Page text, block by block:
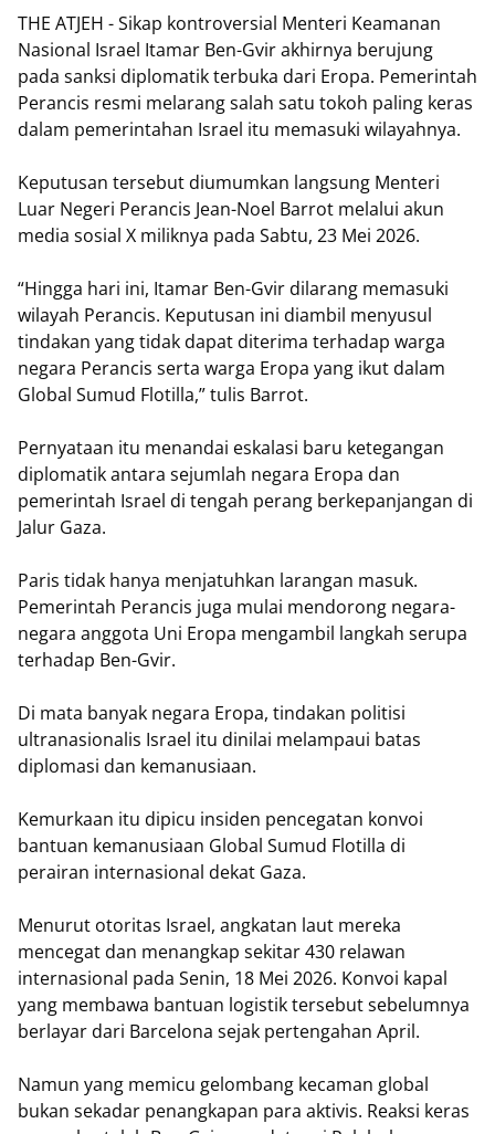
THE ATJEH - Sikap kontroversial Menteri Keamanan
Nasional Israel Itamar Ben-Gvir akhirnya berujung
pada sanksi diplomatik terbuka dari Eropa. Pemerintah
Perancis resmi melarang salah satu tokoh paling keras
dalam pemerintahan Israel itu memasuki wilayahnya.
Keputusan tersebut diumumkan langsung Menteri
Luar Negeri Perancis Jean-Noel Barrot melalui akun
media sosial X miliknya pada Sabtu, 23 Mei 2026.
“Hingga hari ini, Itamar Ben-Gvir dilarang memasuki
wilayah Perancis. Keputusan ini diambil menyusul
tindakan yang tidak dapat diterima terhadap warga
negara Perancis serta warga Eropa yang ikut dalam
Global Sumud Flotilla,” tulis Barrot.
Pernyataan itu menandai eskalasi baru ketegangan
diplomatik antara sejumlah negara Eropa dan
pemerintah Israel di tengah perang berkepanjangan di
Jalur Gaza.
Paris tidak hanya menjatuhkan larangan masuk.
Pemerintah Perancis juga mulai mendorong negara-
negara anggota Uni Eropa mengambil langkah serupa
terhadap Ben-Gvir.
Di mata banyak negara Eropa, tindakan politisi
ultranasionalis Israel itu dinilai melampaui batas
diplomasi dan kemanusiaan.
Kemurkaan itu dipicu insiden pencegatan konvoi
bantuan kemanusiaan Global Sumud Flotilla di
perairan internasional dekat Gaza.
Menurut otoritas Israel, angkatan laut mereka
mencegat dan menangkap sekitar 430 relawan
internasional pada Senin, 18 Mei 2026. Konvoi kapal
yang membawa bantuan logistik tersebut sebelumnya
berlayar dari Barcelona sejak pertengahan April.
Namun yang memicu gelombang kecaman global
bukan sekadar penangkapan para aktivis. Reaksi keras